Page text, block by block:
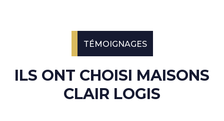
TÉMOIGNAGES
ILS ONT CHOISI MAISONS
CLAIR LOGIS